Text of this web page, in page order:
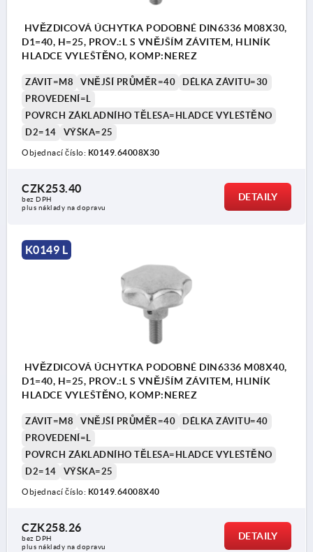
HVĚZDICOVÁ ÚCHYTKA PODOBNÉ DIN6336 M08X30,
D1=40, H=25, PROV.:L S VNĚJŠÍM ZÁVITEM, HLINÍK
HLADCE VYLEŠTĚNO, KOMP:NEREZ
ZÁVIT=M8 VNĚJŠÍ PRŮMĚR=40
DÉLKA ZÁVITU=30
PROVEDENÍ=L
POVRCH ZÁKLADNÍHO TĚLESA=HLADCE VYLEŠTĚNO
D2=14
VÝŠKA=25
Objednací číslo: K0149.64008X30
CZK253.40
bez DPH
plus náklady na dopravu
DETAILY
K0149 L
HVĚZDICOVÁ ÚCHYTKA PODOBNÉ DIN6336 M08X40,
D1=40, H=25, PROV.:L S VNĚJŠÍM ZÁVITEM, HLINÍK
HLADCE VYLEŠTĚNO, KOMP:NEREZ
ZÁVIT=M8 VNĚJŠÍ PRŮMĚR=40
DÉLKA ZÁVITU=40
PROVEDENÍ=L
POVRCH ZÁKLADNÍHO TĚLESA=HLADCE VYLEŠTĚNO
D2=14
VÝŠKA=25
Objednací číslo: K0149.64008X40
CZK258.26
bez DPH
plus náklady na dopravu
DETAILY